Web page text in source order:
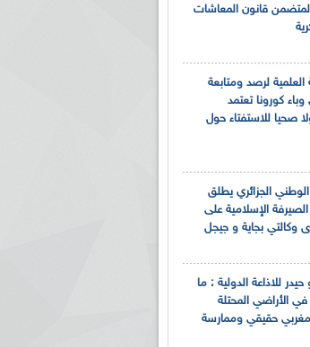
المتضمن قانون المعاشات
العلمية لرصد ومتابعة
كورونا تعتمد
صحيا للاستفتاء حول
الجزائري يطلق
الإسلامية على
وكالتي بجاية و جيجل
حيدر للاذاعة الدولية : ما
الأراضي المحتلة
حقيقي وممارسة